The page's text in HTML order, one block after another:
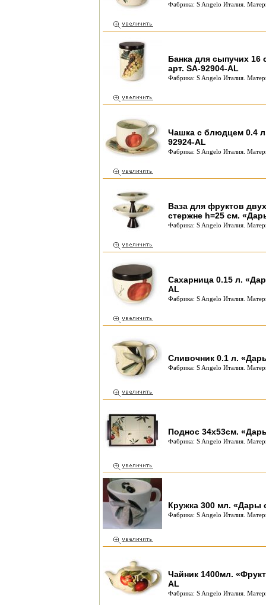
Фабрика: S Angelo Италия.
Банка для сыпучих 16
арт. SA-92904-AL
Фабрика: S Angelo Италия.
Чашка с блюдцем 0.4
92924-AL
Фабрика: S Angelo Италия.
Ваза для фруктов
стержне h=25 см.
Фабрика: S Angelo Италия.
Сахарница 0.15 л.
AL
Фабрика: S Angelo Италия.
Сливочник 0.1 л.
Фабрика: S Angelo Италия.
Поднос 34х53см.
Фабрика: S Angelo Италия.
Кружка 300 мл. «Дары
Фабрика: S Angelo Италия.
Чайник 1400мл.
AL
Фабрика: S Angelo Италия.